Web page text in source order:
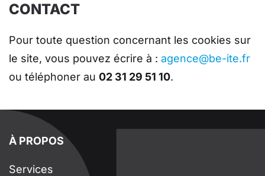
CONTACT
Pour toute question concernant les cookies sur
le site, vous pouvez écrire à : agence@be-ite.fr
ou téléphoner au 02 31 29 51 10.
À PROPOS
Services